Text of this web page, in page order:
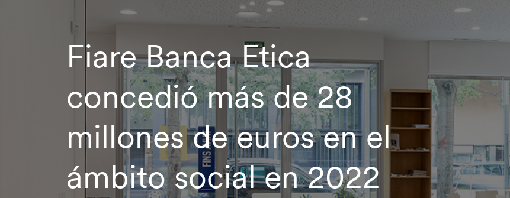
Fiare Banca Etica
concedió más de 28
millones de euros en el
ámbito social en 2022